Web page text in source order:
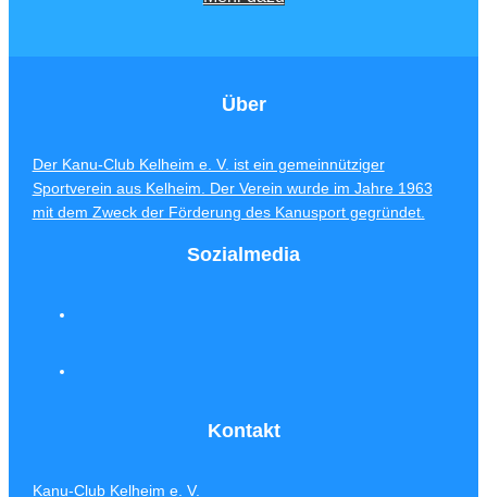
Über
Der Kanu-Club Kelheim e. V. ist ein gemeinnütziger
Sportverein aus Kelheim. Der Verein wurde im Jahre 1963
mit dem Zweck der Förderung des Kanusport gegründet.
Sozialmedia
Kontakt
Kanu-Club Kelheim e. V.